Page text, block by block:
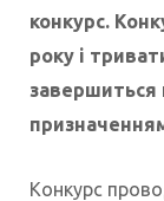
конкурс.
року і
завершиться
Конкурс